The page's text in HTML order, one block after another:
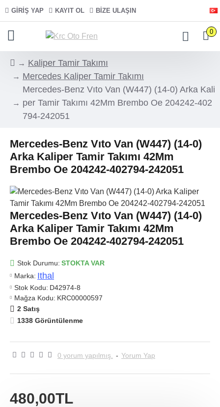
GIRIŞ YAP KAYIT OL BIZE ULAŞIN
0
Kaliper Tamir Takımı
Mercedes Kaliper Tamir Takımı
Mercedes-Benz Vıto Van (W447) (14-0) Arka Kali
per Tamir Takımı 42Mm Brembo Oe 204242-402
794-242051
Mercedes-Benz Vıto Van (W447) (14-0)
Arka Kaliper Tamir Takımı 42Mm
Brembo Oe 204242-402794-242051
Mercedes-Benz Vıto Van (W447) (14-0)
Arka Kaliper Tamir Takımı 42Mm
Brembo Oe 204242-402794-242051
Stok Durumu: STOKTA VAR
Marka: Ithal
Stok Kodu: D42974-8
Mağza Kodu: KRC00000597
2 Satış
1338 Görüntülenme
0 yorum yapılmış. - Yorum Yap
480,00TL